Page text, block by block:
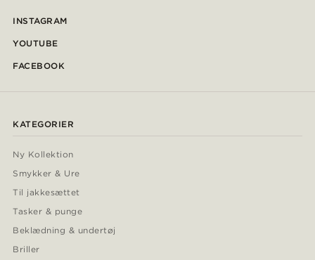
INSTAGRAM
YOUTUBE
FACEBOOK
KATEGORIER
Ny Kollektion
Smykker & Ure
Til jakkesættet
Tasker & punge
Beklædning & undertøj
Briller